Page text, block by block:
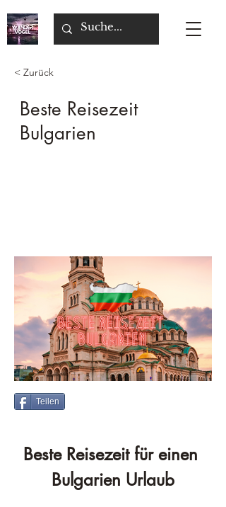
< Zurück
Beste Reisezeit
Bulgarien
Teilen
Beste Reisezeit für einen
Bulgarien Urlaub